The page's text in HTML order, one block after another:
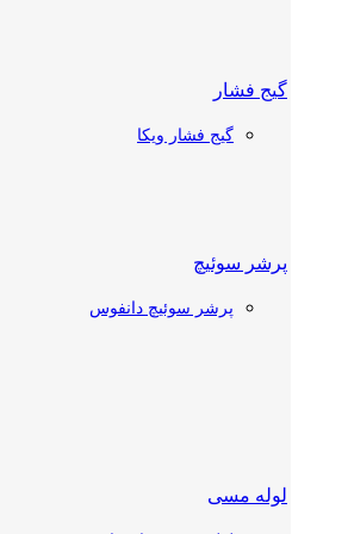
چک ولو
گیج فشار
گیج فشار ویکا
پرشر سوئیچ
پرشر سوئیچ دانفوس
لوله مسی